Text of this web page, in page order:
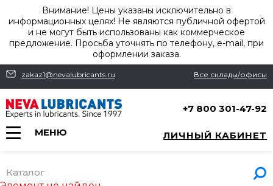
Внимание! Цены указаны исключительно в
информационных целях! Не являются публичной офертой
и не могут быть использованы как коммерческое
предложение. Просьба уточнять по телефону, e-mail, при
оформлении заказа.
zakaz1@nevalubricants.ru Все склады/офисы
+7 800 301-47-92
МЕНЮ ЛИЧНЫЙ КАБИНЕТ
Каталог